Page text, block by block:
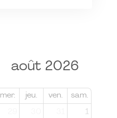
août 2026
mer. jeu. ven. sam.
1